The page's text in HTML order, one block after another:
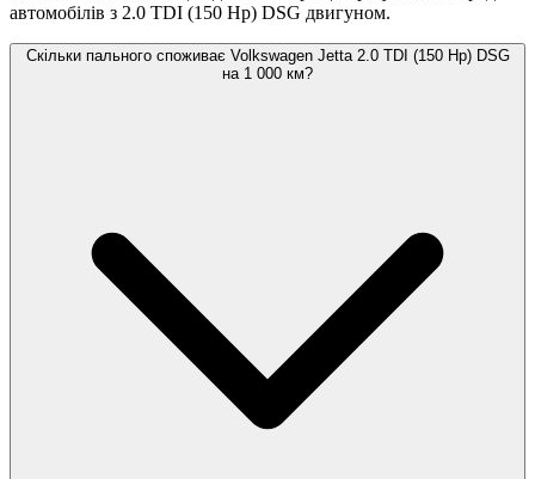
автомобілів з 2.0 TDI (150 Hp) DSG двигуном.
Скільки пального споживає Volkswagen Jetta 2.0 TDI (150 Hp) DSG
на 1 000 км?